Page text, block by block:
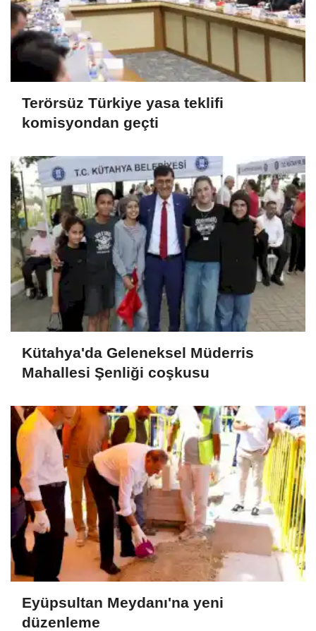
Terörsüz Türkiye yasa teklifi
komisyondan geçti
Kütahya'da Geleneksel Müderris
Mahallesi Şenliği coşkusu
Eyüpsultan Meydanı'na yeni
düzenleme